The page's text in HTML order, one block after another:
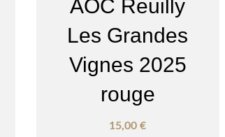
AOC Reuilly
Les Grandes
Vignes 2025
rouge
15,00€